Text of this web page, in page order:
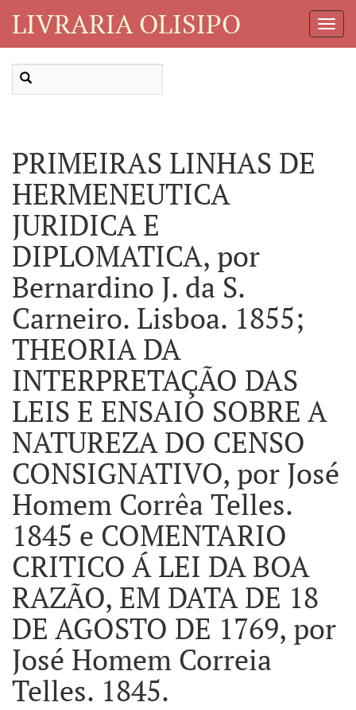
LIVRARIA OLISIPO
PRIMEIRAS LINHAS DE
HERMENEUTICA
JURIDICA E
DIPLOMATICA, por
Bernardino J. da S.
Carneiro. Lisboa. 1855;
THEORIA DA
INTERPRETAÇÃO DAS
LEIS E ENSAIO SOBRE A
NATUREZA DO CENSO
CONSIGNATIVO, por José
Homem Corrêa Telles.
1845 e COMENTARIO
CRITICO Á LEI DA BOA
RAZÃO, EM DATA DE 18
DE AGOSTO DE 1769, por
José Homem Correia
Telles. 1845.